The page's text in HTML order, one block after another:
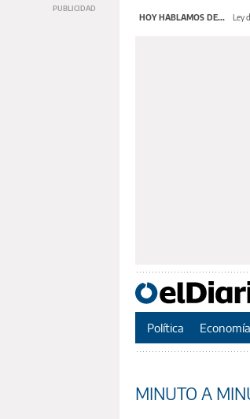
HOY HABLAMOS DE... Ley
Política Economía
MINUTO A